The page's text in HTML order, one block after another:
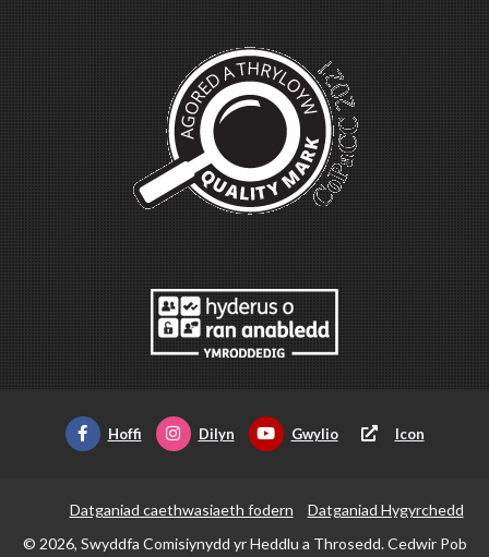
Hoffi Dilyn Gwylio Icon
Datganiad caethwasiaeth fodern
Datganiad Hygyrchedd
© 2026, Swyddfa Comisiynydd yr Heddlu a Throsedd. Cedwir Pob